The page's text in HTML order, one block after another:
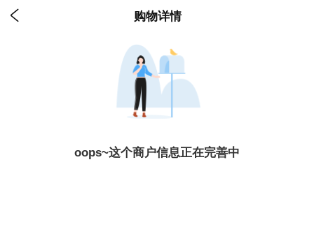
 购物详情
oops~这个商户信息正在完善中